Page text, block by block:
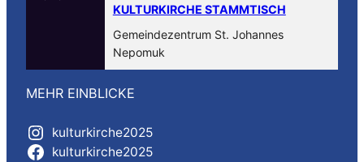
KULTURKIRCHE STAMMTISCH
Gemeindezentrum St. Johannes
Nepomuk
MEHR EINBLICKE
kulturkirche2025
kulturkirche2025